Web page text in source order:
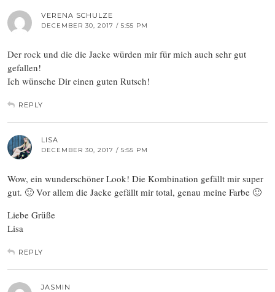
VERENA SCHULZE
DECEMBER 30, 2017 / 5:55 PM
Der rock und die die Jacke würden mir für mich auch sehr gut
gefallen!
Ich wünsche Dir einen guten Rutsch!
REPLY
LISA
DECEMBER 30, 2017 / 5:55 PM
Wow, ein wunderschöner Look! Die Kombination gefällt mir super
gut. 🙂 Vor allem die Jacke gefällt mir total, genau meine Farbe 🙂
Liebe Grüße
Lisa
REPLY
JASMIN